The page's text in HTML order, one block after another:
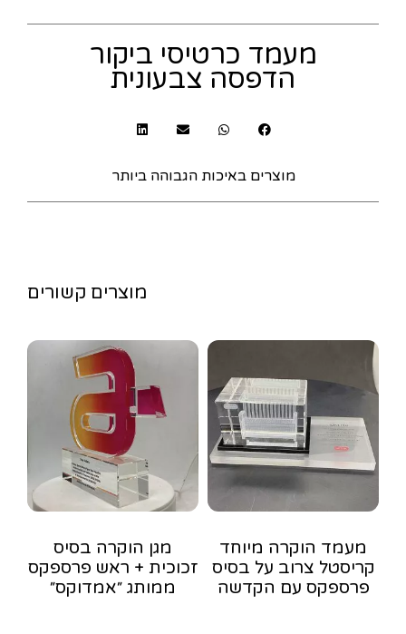
מעמד כרטיסי ביקור
הדפסה צבעונית
מוצרים באיכות הגבוהה ביותר
מוצרים קשורים
מעמד הוקרה מיוחד
קריסטל צרוב על בסיס
פרספקס עם הקדשה
מגן הוקרה בסיס
זכוכית + ראש פרספקס
ממותג ״אמדוקס״